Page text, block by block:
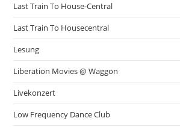
Last Train To House-Central
Last Train To Housecentral
Lesung
Liberation Movies @ Waggon
Livekonzert
Low Frequency Dance Club